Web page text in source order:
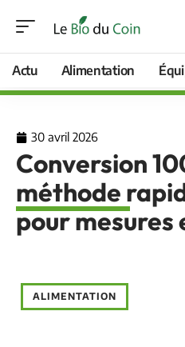
Actu Alimentation
30 avril 2026
Conversion
méthode
pour mesures
ALIMENTATION